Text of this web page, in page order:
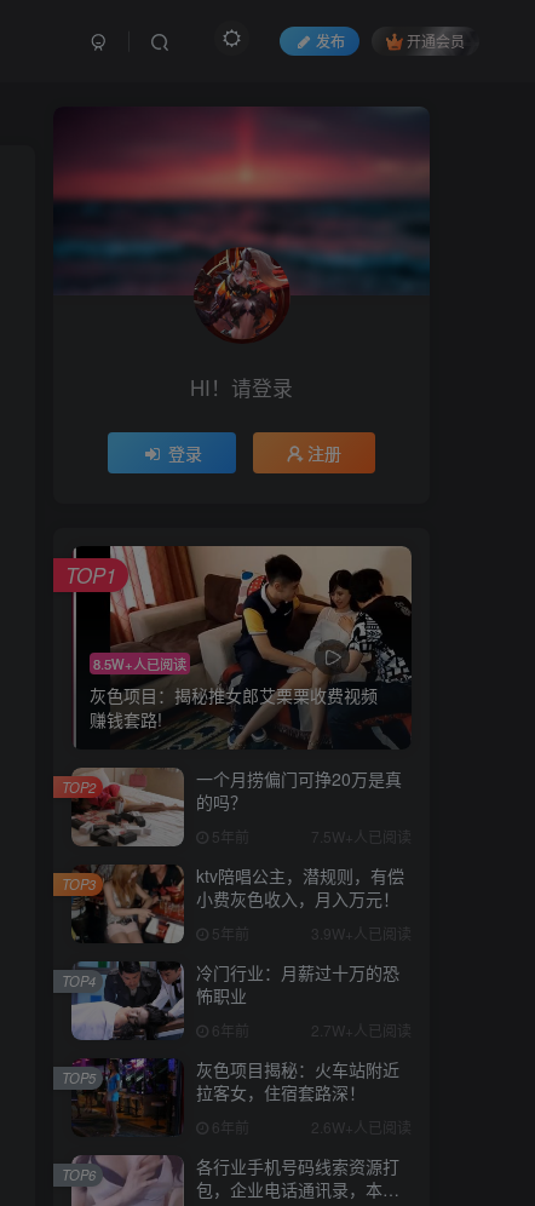
发布 开通会员
HI！请登录
登录 注册
8.5W+人已阅读
灰色项目：揭秘推女郎艾栗栗收费视频
赚钱套路!
TOP1
一个月捞偏门可挣20万是真
的吗？
5年前 7.5W+人已阅读
TOP2
ktv陪唱公主，潜规则，有偿
小费灰色收入，月入万元！
5年前 3.9W+人已阅读
TOP3
冷门行业：月薪过十万的恐
怖职业
6年前 2.7W+人已阅读
TOP4
灰色项目揭秘：火车站附近
拉客女，住宿套路深！
6年前 2.6W+人已阅读
TOP5
各行业手机号码线索资源打
包，企业电话通讯录，本页
TOP6